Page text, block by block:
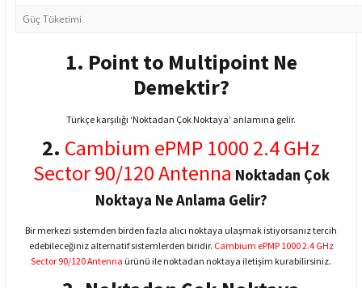
Güç Tüketimi
1. Point to Multipoint Ne
Demektir?
Türkçe karşılığı ‘Noktadan Çok Noktaya’ anlamına gelir.
2. Cambium ePMP 1000 2.4 GHz
Sector 90/120 Antenna Noktadan Çok
Noktaya Ne Anlama Gelir?
Bir merkezi sistemden birden fazla alıcı noktaya ulaşmak istiyorsanız tercih
edebileceğiniz alternatif sistemlerden biridir. Cambium ePMP 1000 2.4 GHz
Sector 90/120 Antenna ürünü ile noktadan noktaya iletişim kurabilirsiniz.